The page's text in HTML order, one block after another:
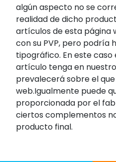
algún aspecto no se
realidad de dicho
artículos de esta página
con su PVP, pero podría
tipográfico. En este
artículo tenga en
prevalecerá sobre el
web.Igualmente puede
proporcionada por el
ciertos complementos
producto final.